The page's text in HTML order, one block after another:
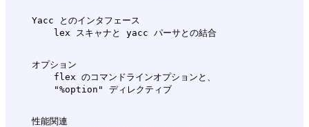
    Yacc とのインタフェース
    オプション
        flex のコマンドラインオプションと、
    性能関連